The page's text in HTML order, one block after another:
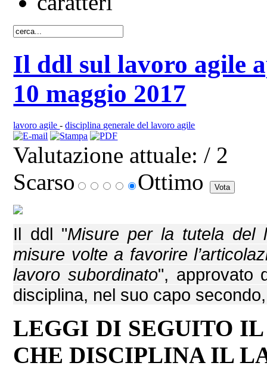
Il ddl sul lavoro agile
10 maggio 2017
lavoro agile-disciplina generale del lavoro agile
Valutazione attuale: / 2
Scarso
Ottimo
Il ddl "Misure per la tutela del
misure volte a favorire
lavoro subordinato", approvato
disciplina, nel suo capo
LEGGI DI SEGUITO IL
CHE DISCIPLINA IL